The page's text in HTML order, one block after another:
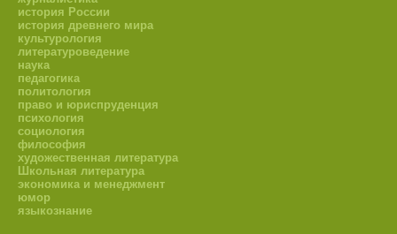
история России
история древнего мира
культурология
литературоведение
наука
педагогика
политология
право и юриспруденция
психология
социология
философия
художественная литература
Школьная литература
экономика и менеджмент
юмор
языкознание